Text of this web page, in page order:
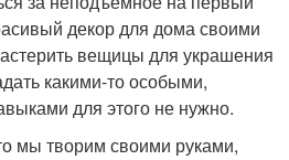
декор для дома своими
вещицы для украшения
какими-то особыми,
для этого не нужно.
мы творим своими руками,